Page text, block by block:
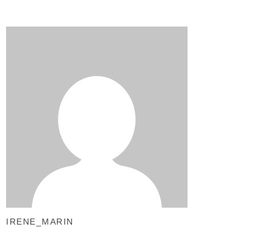
IRENE_MARIN